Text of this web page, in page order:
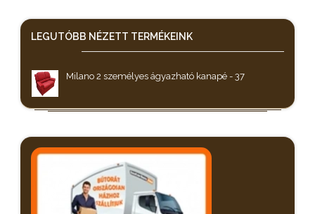
LEGUTÓBB NÉZETT TERMÉKEINK
Milano 2 személyes ágyazható kanapé - 37